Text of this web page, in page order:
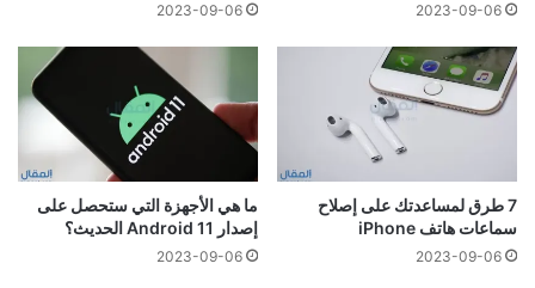
2023-09-06
2023-09-06
7 طرق لمساعدتك على إصلاح
سماعات هاتف iPhone
2023-09-06
ما هي الأجهزة التي ستحصل على
إصدار Android 11 الحديث؟
2023-09-06